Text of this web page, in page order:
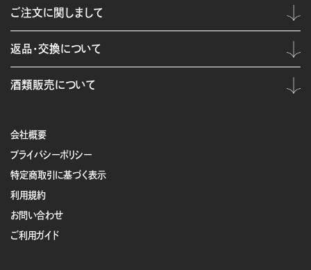
会社概要
プライバシーポリシー
特定商取引に基づく表示
利用規約
お問い合わせ
ご利用ガイド
ご注文に関しまして
返品・交換について
酒類販売について